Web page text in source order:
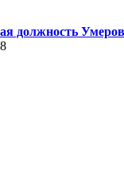
должность